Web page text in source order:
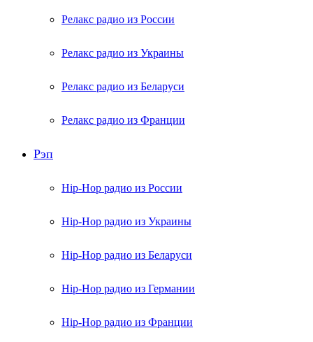
Релакс радио из России
Релакс радио из Украины
Релакс радио из Беларуси
Релакс радио из Франции
Рэп
Hip-Hop радио из России
Hip-Hop радио из Украины
Hip-Hop радио из Беларуси
Hip-Hop радио из Германии
Hip-Hop радио из Франции